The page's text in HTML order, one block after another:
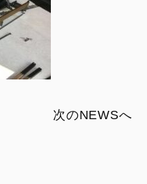
次のNEWSへ